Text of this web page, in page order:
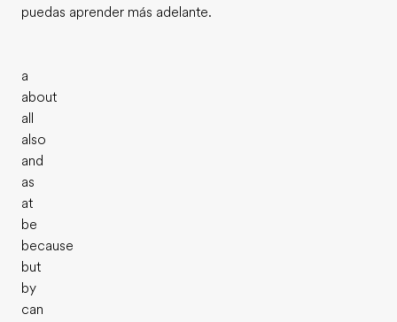
puedas aprender más adelante.
a
about
all
also
and
as
at
be
because
but
by
can